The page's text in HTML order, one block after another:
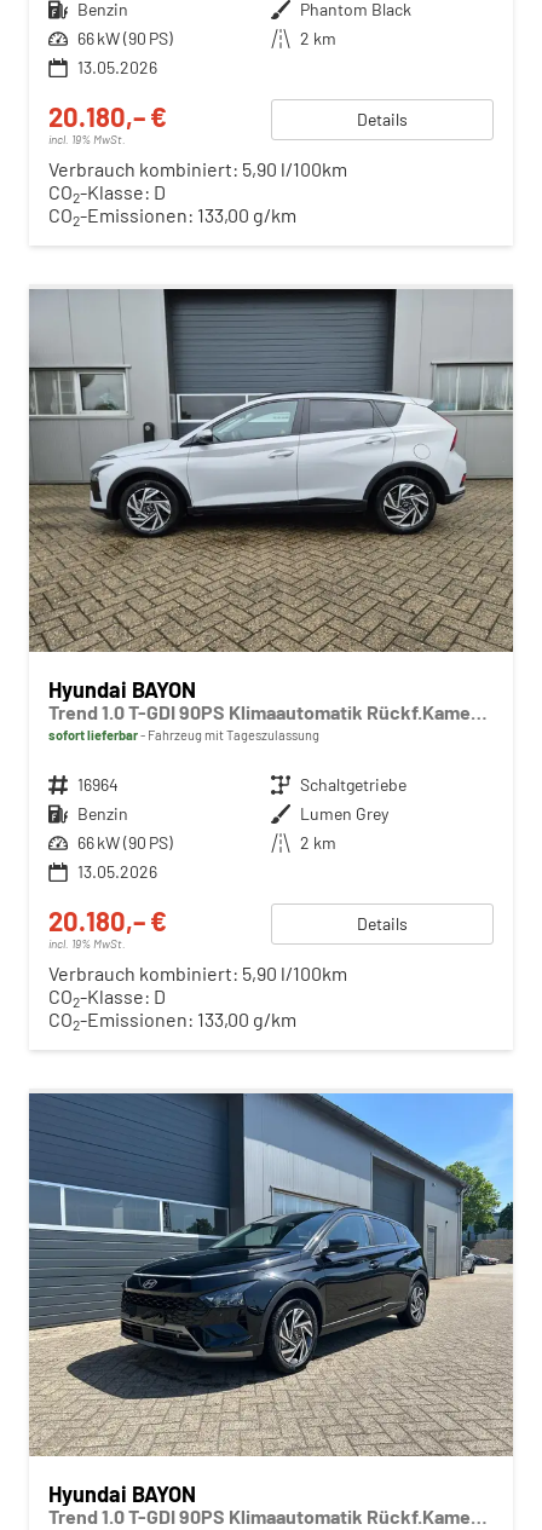
Kraftstoff Benzin Außenfarbe Phantom Black
Leistung 66 kW (90 PS) Kilometerstand 2 km
13.05.2026
20.180,– €
incl. 19% MwSt.
Details
Verbrauch kombiniert: 5,90 l/100km
CO2-Klasse: D
CO2-Emissionen: 133,00 g/km
Hyundai BAYON
Trend 1.0 T-GDI 90PS Klimaautomatik Rückf.Kamera Parksensoren Sitzheizung Lenkradheizung Bluetooth Touchscreen Tempomat Apple CarPlay + Android Auto 16"LM
sofort lieferbar Fahrzeug mit Tageszulassung
Fahrzeugnr. 16964 Getriebe Schaltgetriebe
Kraftstoff Benzin Außenfarbe Lumen Grey
Leistung 66 kW (90 PS) Kilometerstand 2 km
13.05.2026
20.180,– €
incl. 19% MwSt.
Details
Verbrauch kombiniert: 5,90 l/100km
CO2-Klasse: D
CO2-Emissionen: 133,00 g/km
Hyundai BAYON
Trend 1.0 T-GDI 90PS Klimaautomatik Rückf.Kamera Parksensoren Sitzheizung Lenkradheizung Bluetooth Touchscreen Tempomat Apple CarPlay + Android Auto 16"LM